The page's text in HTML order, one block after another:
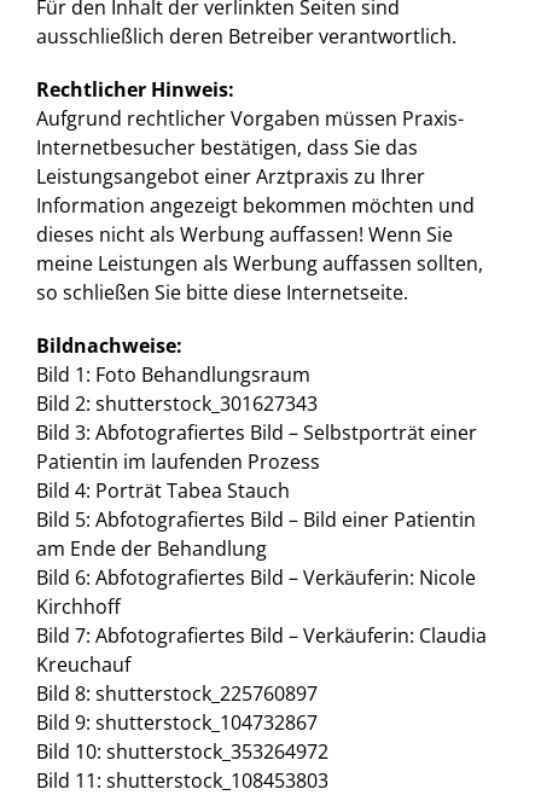
Für den Inhalt der verlinkten Seiten sind
ausschließlich deren Betreiber verantwortlich.
Rechtlicher Hinweis:
Aufgrund rechtlicher Vorgaben müssen Praxis-
Internetbesucher bestätigen, dass Sie das
Leistungsangebot einer Arztpraxis zu Ihrer
Information angezeigt bekommen möchten und
dieses nicht als Werbung auffassen! Wenn Sie
meine Leistungen als Werbung auffassen sollten,
so schließen Sie bitte diese Internetseite.
Bildnachweise:
Bild 1: Foto Behandlungsraum
Bild 2: shutterstock_301627343
Bild 3: Abfotografiertes Bild – Selbstporträt einer
Patientin im laufenden Prozess
Bild 4: Porträt Tabea Stauch
Bild 5: Abfotografiertes Bild – Bild einer Patientin
am Ende der Behandlung
Bild 6: Abfotografiertes Bild – Verkäuferin: Nicole
Kirchhoff
Bild 7: Abfotografiertes Bild – Verkäuferin: Claudia
Kreuchauf
Bild 8: shutterstock_225760897
Bild 9: shutterstock_104732867
Bild 10: shutterstock_353264972
Bild 11: shutterstock_108453803